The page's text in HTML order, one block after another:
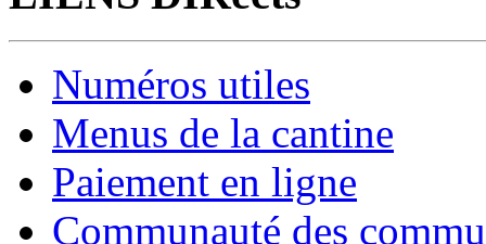
Numéros utiles
Menus de la cantine
Paiement en ligne
Communauté des